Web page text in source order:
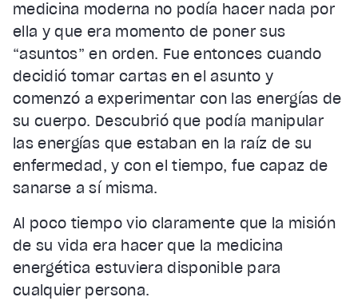
medicina moderna no podía hacer nada por
ella y que era momento de poner sus
“asuntos” en orden. Fue entonces cuando
decidió tomar cartas en el asunto y
comenzó a experimentar con las energías de
su cuerpo. Descubrió que podía manipular
las energías que estaban en la raíz de su
enfermedad, y con el tiempo, fue capaz de
sanarse a sí misma.
Al poco tiempo vio claramente que la misión
de su vida era hacer que la medicina
energética estuviera disponible para
cualquier persona.